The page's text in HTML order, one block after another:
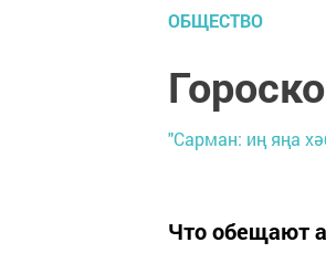
ОБЩЕСТВО
"Сарман: иң яңа
Что обещают